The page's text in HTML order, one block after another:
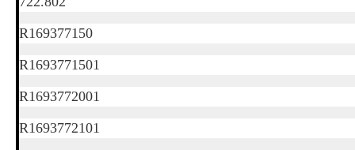
R169377150
R1693771501
R1693772001
R1693772101